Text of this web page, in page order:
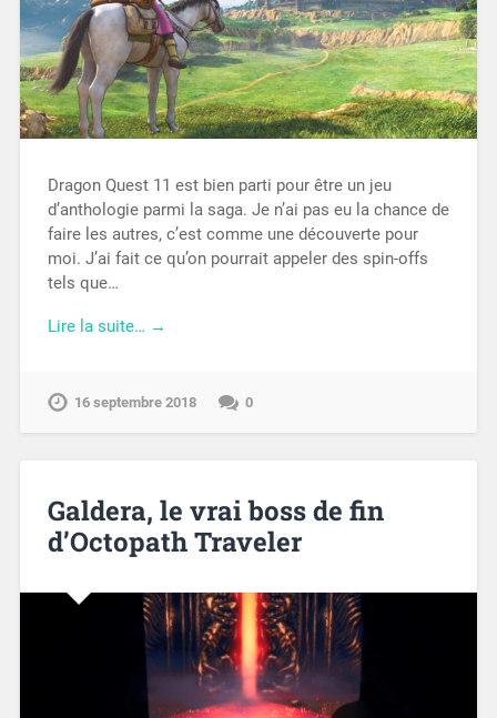
Dragon Quest 11 est bien parti pour être un jeu
d’anthologie parmi la saga. Je n’ai pas eu la chance de
faire les autres, c’est comme une découverte pour
moi. J’ai fait ce qu’on pourrait appeler des spin-offs
tels que…
Lire la suite… →
16 septembre 2018 0
Galdera, le vrai boss de fin
d’Octopath Traveler